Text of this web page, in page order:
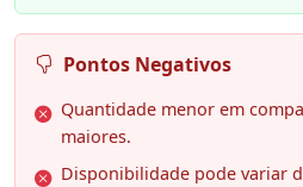
Pontos Negativos
Quantidade menor em
maiores.
Disponibilidade pode variar